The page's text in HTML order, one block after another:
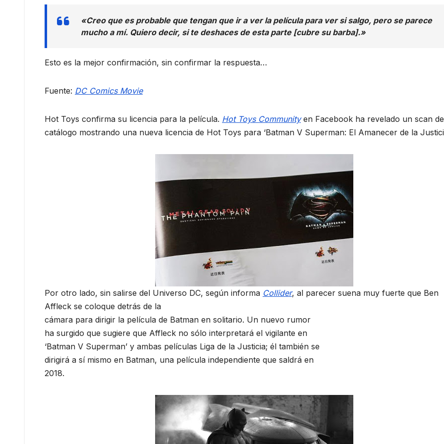
«Creo que es probable que tengan que ir a ver la película para ver si salgo, pero se parece
mucho a mí. Quiero decir, si te deshaces de esta parte [cubre su barba].»
Esto es la mejor confirmación, sin confirmar la respuesta…
Fuente: DC Comics Movie
Hot Toys confirma su licencia para ‪‬la película. Hot Toys Communityen Facebook ha revelado un scan
catálogo mostrando una nueva licencia de Hot Toys para ‘Batman V Superman: El Amanecer de la
Por otro lado, sin salirse del Universo DC, según informa Collider, al parecer suena muy fuerte que Ben
Affleck se coloque detrás de la
cámara para dirigir la película de Batman en solitario. Un nuevo rumor
ha surgido que sugiere que Affleck no sólo interpretará el vigilante en
‘Batman V Superman’ y ambas películas Liga de la Justicia; él también se
dirigirá a sí mismo en Batman, una película independiente que saldrá en
2018.